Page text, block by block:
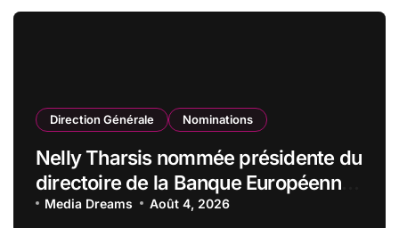
Direction Générale Nominations
Nelly Tharsis nommée présidente du
directoire de la Banque Européenne
du Crédit Mutuel
Media Dreams Août 4, 2026